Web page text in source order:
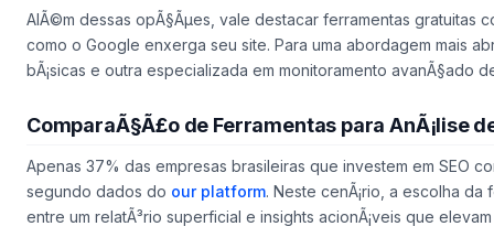
AlÃ©m dessas opÃ§Ãµes, vale destacar ferramentas
como o Google enxerga seu site. Para uma abordagem mais
bÃ¡sicas e outra especializada em monitoramento avanÃ§ado
ComparaÃ§Ã£o de Ferramentas para AnÃ¡lise
Apenas 37% das empresas brasileiras que investem em SEO
segundo dados do our platform. Neste cenÃ¡rio, a escolha
entre um relatÃ³rio superficial e insights acionÃ¡veis que